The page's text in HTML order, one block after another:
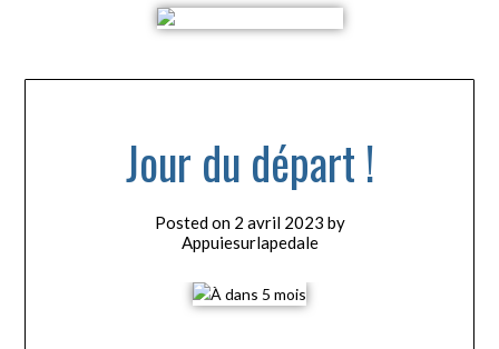
Jour du départ !
Posted on 2 avril 2023 by
Appuiesurlapedale